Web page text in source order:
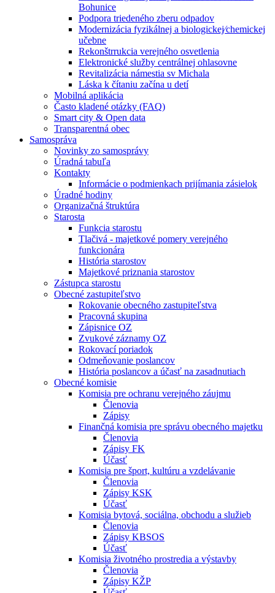
Bohunice
Podpora triedeného zberu odpadov
Modernizácia fyzikálnej a biologickej⁄chemickej
učebne
Rekonštrrukcia verejného osvetlenia
Elektronické služby centrálnej ohlasovne
Revitalizácia námestia sv Michala
Láska k čítaniu začína u detí
Mobilná aplikácia
Často kladené otázky (FAQ)
Smart city & Open data
Transparentná obec
Samospráva
Novinky zo samosprávy
Úradná tabuľa
Kontakty
Informácie o podmienkach prijímania zásielok
Úradné hodiny
Organizačná štruktúra
Starosta
Funkcia starostu
Tlačivá - majetkové pomery verejného
funkcionára
História starostov
Majetkové priznania starostov
Zástupca starostu
Obecné zastupiteľstvo
Rokovanie obecného zastupiteľstva
Pracovná skupina
Zápisnice OZ
Zvukové záznamy OZ
Rokovací poriadok
Odmeňovanie poslancov
História poslancov a účasť na zasadnutiach
Obecné komisie
Komisia pre ochranu verejného záujmu
Členovia
Zápisy
Finančná komisia pre správu obecného majetku
Členovia
Zápisy FK
Účasť
Komisia pre šport, kultúru a vzdelávanie
Členovia
Zápisy KSK
Účasť
Komisia bytová, sociálna, obchodu a služieb
Členovia
Zápisy KBSOS
Účasť
Komisia životného prostredia a výstavby
Členovia
Zápisy KŽP